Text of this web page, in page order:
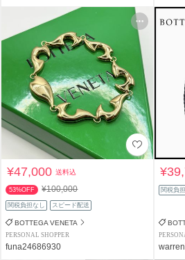
¥47,000送料込
53%OFF ¥100,000
関税負担なし スピード配送
BOTTEGA VENETA
PERSONAL SHOPPER
funa24686930
関税負担